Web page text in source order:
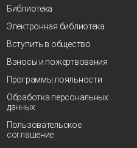
Библиотека
Электронная библиотека
Вступить в общество
Взносы и пожертвования
Программы лояльности
Обработка персональных
данных
Пользовательское
соглашение